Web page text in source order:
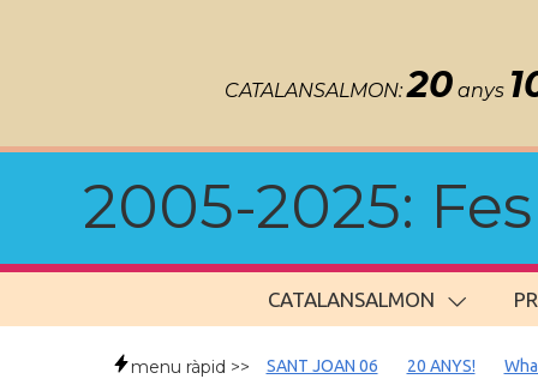
CATALANSALMON:20 anys
2005-2025:
CATALANSALMON
menu ràpid >> SANT JOAN 06 20 ANYS!